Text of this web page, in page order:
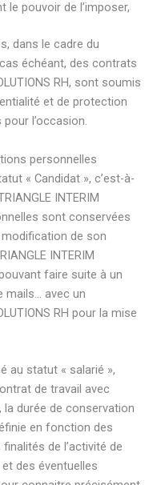
le pouvoir de l’imposer,
dans le cadre du
échéant, des contrats
RH, sont soumis
et de protection
l’occasion.
personnelles
« Candidat », c’est-à-
INTERIM
sont conservées
de son
INTERIM
faire suite à un
mails… avec un
RH pour la mise
au statut « salarié »,
de travail avec
la durée de conservation
en fonction des
de l’activité de
et des éventuelles